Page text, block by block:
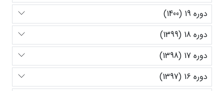
دوره 19 (1400)
دوره 18 (1399)
دوره 17 (1398)
دوره 16 (1397)